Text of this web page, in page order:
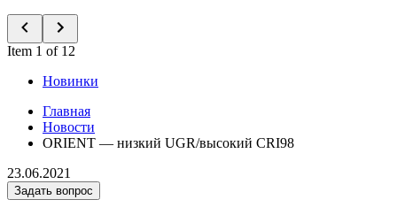
Item 1 of 12
Новинки
Главная
Новости
ORIENT — низкий UGR/высокий CRI98
23.06.2021
Задать вопрос